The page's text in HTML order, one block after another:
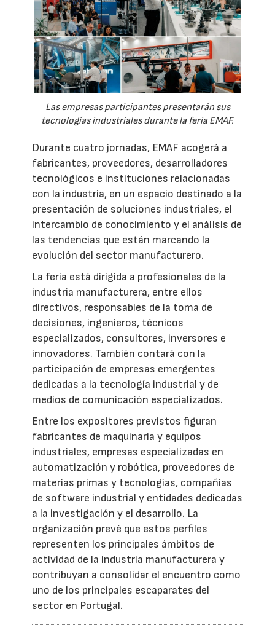
Las empresas participantes presentarán sus
tecnologías industriales durante la feria EMAF.
Durante cuatro jornadas, EMAF acogerá a
fabricantes, proveedores, desarrolladores
tecnológicos e instituciones relacionadas
con la industria, en un espacio destinado a la
presentación de soluciones industriales, el
intercambio de conocimiento y el análisis de
las tendencias que están marcando la
evolución del sector manufacturero.
La feria está dirigida a profesionales de la
industria manufacturera, entre ellos
directivos, responsables de la toma de
decisiones, ingenieros, técnicos
especializados, consultores, inversores e
innovadores. También contará con la
participación de empresas emergentes
dedicadas a la tecnología industrial y de
medios de comunicación especializados.
Entre los expositores previstos figuran
fabricantes de maquinaria y equipos
industriales, empresas especializadas en
automatización y robótica, proveedores de
materias primas y tecnologías, compañías
de software industrial y entidades dedicadas
a la investigación y el desarrollo. La
organización prevé que estos perfiles
representen los principales ámbitos de
actividad de la industria manufacturera y
contribuyan a consolidar el encuentro como
uno de los principales escaparates del
sector en Portugal.